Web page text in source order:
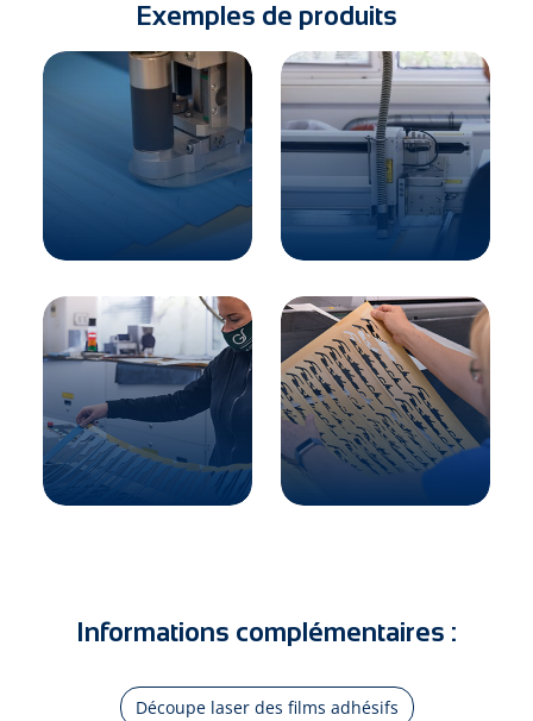
Exemples de produits
Informations complémentaires :
Découpe laser des films adhésifs